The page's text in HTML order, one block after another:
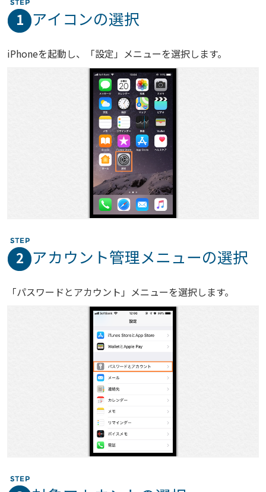
1 アイコンの選択
iPhoneを起動し、「設定」メニューを選択します。
2 アカウント管理メニューの選択
「パスワードとアカウント」メニューを選択します。